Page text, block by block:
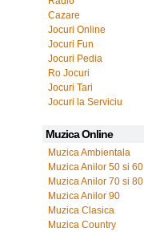
Cazare
Jocuri Online
Jocuri Fun
Jocuri Pedia
Ro Jocuri
Jocuri Tari
Jocuri la Serviciu
Muzica Online
Muzica Ambientala
Muzica Anilor 50 si 60
Muzica Anilor 70 si 80
Muzica Anilor 90
Muzica Clasica
Muzica Country